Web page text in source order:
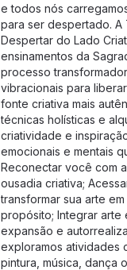
e todos nós
para ser despertado. A
Despertar do Lado
ensinamentos da
processo
vibracionais para
fonte criativa mais
técnicas holísticas e
criatividade e
emocionais e mentais
Reconectar você com
ousadia criativa;
transformar sua arte
propósito; Integrar arte
expansão e
exploramos atividades
pintura, música, dança